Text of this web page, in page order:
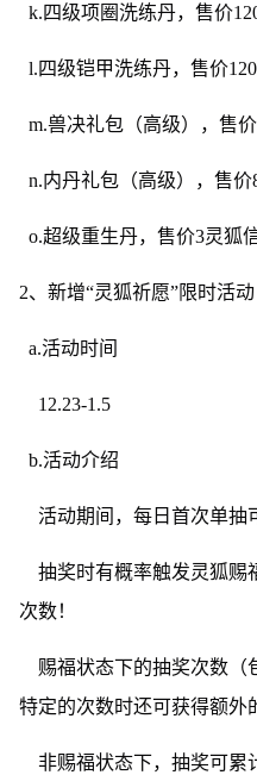
k.四级项圈洗练丹，售价
l.四级铠甲洗练丹，售价
m.兽决礼包（高级），售
n.内丹礼包（高级），售价
o.超级重生丹，售价3灵狐
2、新增“灵狐祈愿”限时活动
a.活动时间
12.23-1.5
b.活动介绍
活动期间，每日首次单抽
抽奖时有概率触发灵狐赐
次数！
赐福状态下的抽奖次数（
特定的次数时还可获得额外
非赐福状态下，抽奖可累